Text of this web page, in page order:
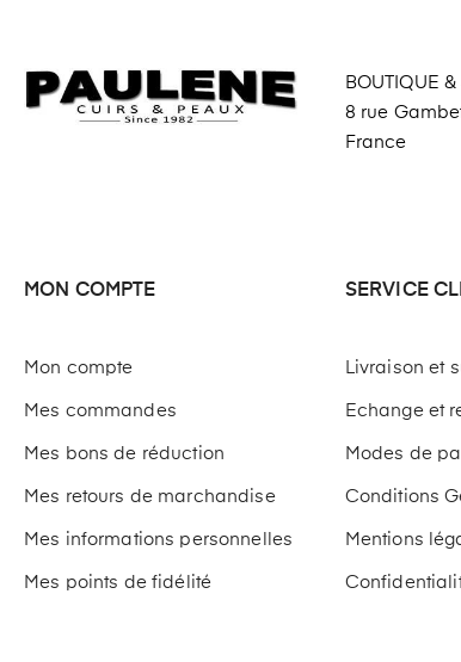
BOUTIQUE
8 rue
France
MON COMPTE
Mon compte
Mes commandes
Mes bons de réduction
Mes retours de marchandise
Mes informations personnelles
Mes points de fidélité
SERVICE
Livraison et
Echange et
Modes de
Conditions
Mentions